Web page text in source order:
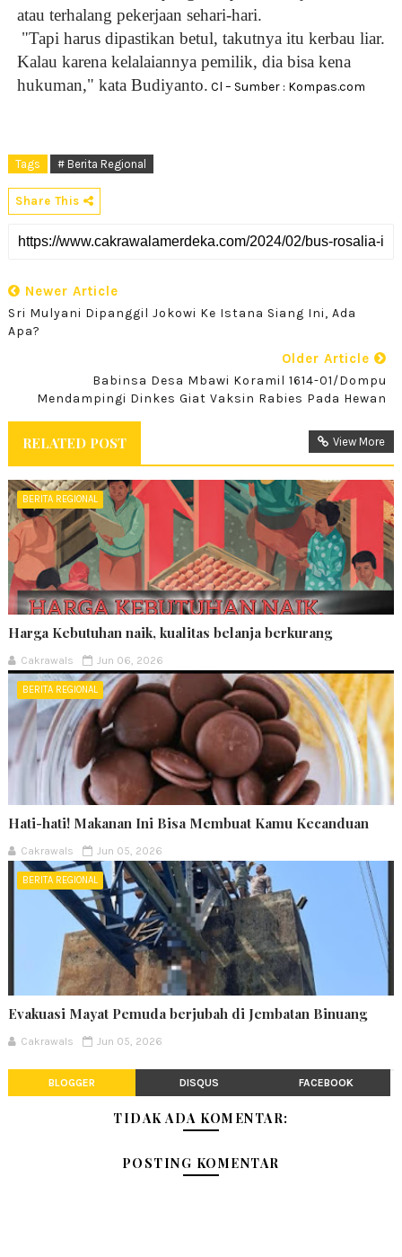
atau terhalang pekerjaan sehari-hari.
"Tapi harus dipastikan betul, takutnya itu kerbau liar.
Kalau karena kelalaiannya pemilik, dia bisa kena
hukuman," kata Budiyanto. Cl – Sumber : Kompas.com
Tags # Berita Regional
Share This
Newer Article
Sri Mulyani Dipanggil Jokowi Ke Istana Siang Ini, Ada
Apa?
Older Article
Babinsa Desa Mbawi Koramil 1614-01/Dompu
Mendampingi Dinkes Giat Vaksin Rabies Pada Hewan
RELATED POST View More
BERITA REGIONAL
Harga Kebutuhan naik, kualitas belanja berkurang
Cakrawals Jun 06, 2026
BERITA REGIONAL
Hati-hati! Makanan Ini Bisa Membuat Kamu Kecanduan
Cakrawals Jun 05, 2026
BERITA REGIONAL
Evakuasi Mayat Pemuda berjubah di Jembatan Binuang
Cakrawals Jun 05, 2026
BLOGGER DISQUS FACEBOOK
TIDAK ADA KOMENTAR:
POSTING KOMENTAR